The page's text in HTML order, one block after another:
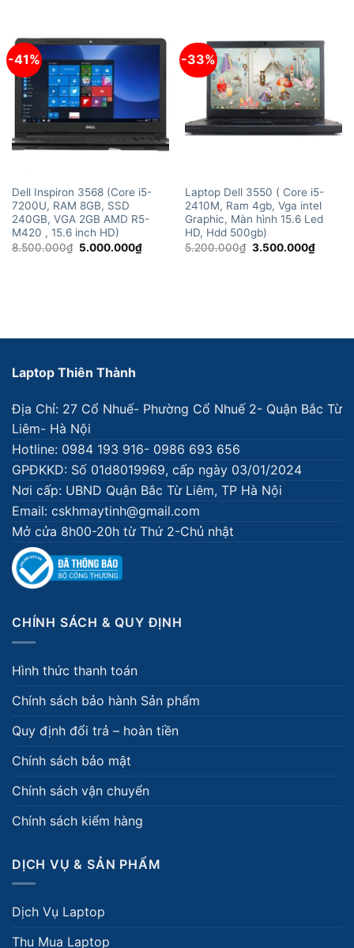
-41%
Dell Inspiron 3568 (Core i5-
7200U, RAM 8GB, SSD
240GB, VGA 2GB AMD R5-
M420 , 15.6 inch HD)
8.500.000₫ Giá
5.000.000₫Giá
hiện
-33%
Laptop Dell 3550 ( Core i5-
2410M, Ram 4gb, Vga intel
Graphic, Màn hình 15.6 Led
HD, Hdd 500gb)
5.200.000₫ Giá
3.500.000₫Giá
hiện
Laptop Thiên Thành
Địa Chỉ: 27 Cổ Nhuế- Phường Cổ Nhuế 2- Quận Bắc Từ
Liêm- Hà Nội
Hotline: 0984 193 916- 0986 693 656
GPĐKKD: Số 01d8019969, cấp ngày 03/01/2024
Nơi cấp: UBND Quận Bắc Từ Liêm, TP Hà Nội
Email: cskhmaytinh@gmail.com
Mở cửa 8h00-20h từ Thứ 2-Chủ nhật
CHÍNH SÁCH & QUY ĐỊNH
Hình thức thanh toán
Chính sách bảo hành Sản phẩm
Quy định đổi trả – hoàn tiền
Chính sách bảo mật
Chính sách vận chuyển
Chính sách kiểm hàng
DỊCH VỤ & SẢN PHẨM
Dịch Vụ Laptop
Thu Mua Laptop